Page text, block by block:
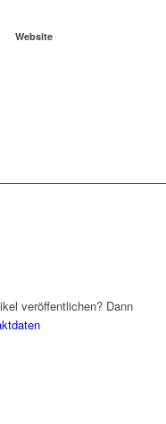
Website
veröffentlichen? Dann